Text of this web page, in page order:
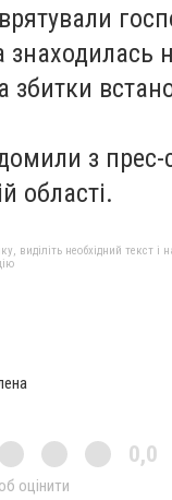
знаходилась
збитки
з
області.
виділіть необхідний текст і
0,0
оцінити